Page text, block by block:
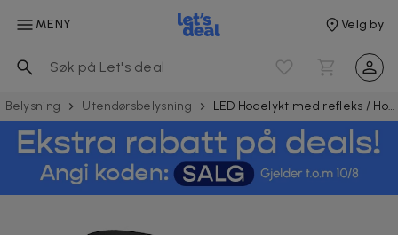
MENY Velg by
Belysning Utendørs­belysning LED Hodelykt med refleks / Hodebelysning 350 LM